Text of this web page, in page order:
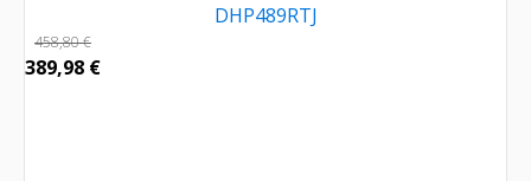
DHP489RTJ
458,80€
389,98 €